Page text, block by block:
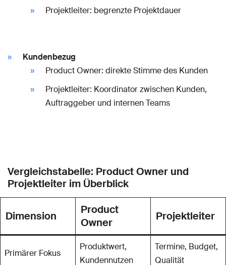
Projektleiter: begrenzte Projektdauer
Kundenbezug
Product Owner: direkte Stimme des Kunden
Projektleiter: Koordinator zwischen Kunden,
Auftraggeber und internen Teams
Vergleichstabelle: Product Owner und
Projektleiter im Überblick
Dimension
Product
Owner
Projektleiter
Primärer Fokus
Produktwert,
Kundennutzen
Termine, Budget,
Qualität